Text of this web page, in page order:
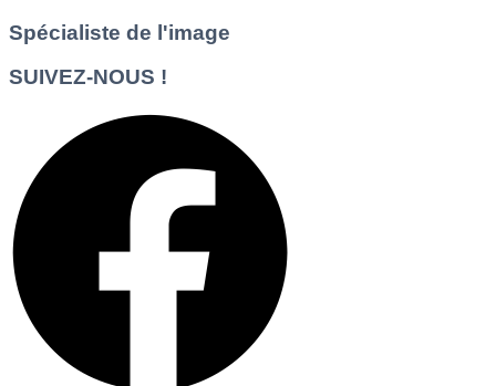
Spécialiste de l'image
SUIVEZ-NOUS !